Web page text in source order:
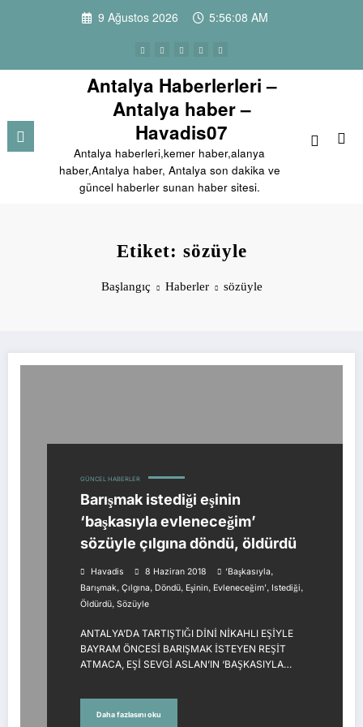
9 Ağustos 2026 5:56:08 AM
Antalya Haberlerleri –
Antalya haber –
Havadis07
Antalya haberleri,kemer haber,alanya
haber,Antalya haber, Antalya son dakika ve
güncel haberler sunan haber sitesi.
Etiket: sözüyle
Başlangıç Haberler sözüyle
GÜNCEL HABERLER
Barışmak istediği eşinin
‘başkasıyla evleneceğim’
sözüyle çılgına döndü, öldürdü
Havadis 8 Haziran 2018 ‘başkasıyla,
Barışmak, Çılgına, Döndü, Eşinin, Evleneceğim’, Istediği,
Öldürdü, Sözüyle
ANTALYA’DA TARTIŞTIĞI DİNİ NİKAHLI EŞİYLE
BAYRAM ÖNCESİ BARIŞMAK İSTEYEN REŞİT
ATMACA, EŞİ SEVGİ ASLAN’IN ‘BAŞKASIYLA…
Daha fazlasını oku